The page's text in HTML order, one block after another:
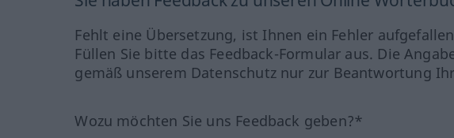
Fehlt eine Übersetzung, ist Ihnen ein Fehler
Füllen Sie bitte das Feedback-Formular aus. Die
gemäß unserem Datenschutz nur zur Beantwortung
Wozu möchten Sie uns Feedback geben?*